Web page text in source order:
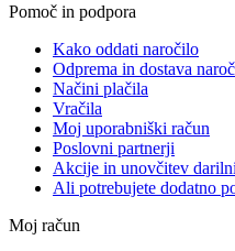
Pomoč in podpora
Kako oddati naročilo
Odprema in dostava
Načini plačila
Vračila
Moj uporabniški račun
Poslovni partnerji
Akcije in unovčitev
Ali potrebujete dodatno
Moj račun